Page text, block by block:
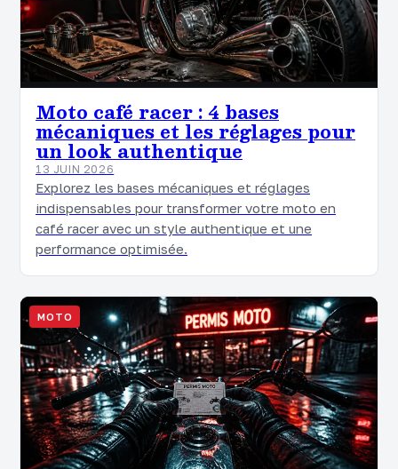
Moto café racer : 4 bases
mécaniques et les réglages pour
un look authentique
13 JUIN 2026
Explorez les bases mécaniques et réglages
indispensables pour transformer votre moto en
café racer avec un style authentique et une
performance optimisée.
MOTO